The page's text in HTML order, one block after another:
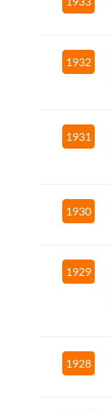
1932
1931
1930
1929
1928